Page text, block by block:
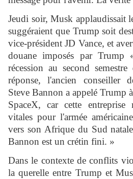
Jeudi soir, Musk applaudissait
suggéraient que Trump soit
vice-président JD Vance, et
douane imposés par Trump
récession au second
réponse, l'ancien conseiller
Steve Bannon a appelé Trump
SpaceX, car cette
vitales pour l'armée
vers son Afrique du Sud
Bannon est un crétin fini. »
Dans le contexte de conflits
la querelle entre Trump et